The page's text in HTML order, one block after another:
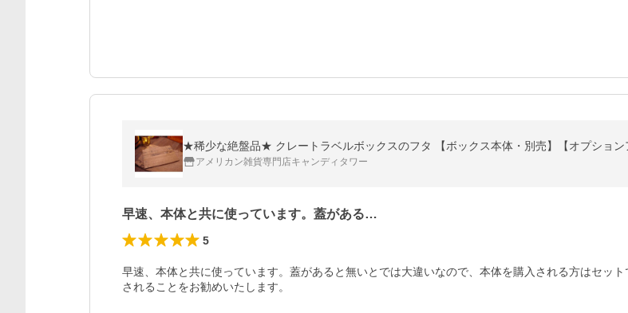
★稀少な絶盤品★ クレートラベルボックスのフタ 【ボックス本体・別売】【オプショ
アメリカン雑貨専門店キャンディタワー
早速、本体と共に使っています。蓋がある…
5
早速、本体と共に使っています。蓋があると無いとでは大違いなので、本体を購入される方はセット
されることをお勧めいたします。